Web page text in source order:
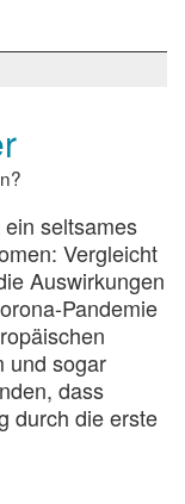
ein seltsames
Vergleicht
Auswirkungen
Pandemie
und sogar
dass
durch die erste